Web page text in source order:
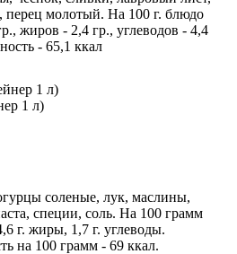
перец молотый. На 100 г. блюдо
жиров - 2,4 гр., углеводов - 4,4
- 65,1 ккал
1 л)
соленые, лук, маслины,
специи, соль. На 100 грамм
г. жиры, 1,7 г. углеводы.
на 100 грамм - 69 ккал.